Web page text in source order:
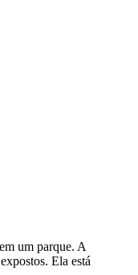
um parque. A
Ela está